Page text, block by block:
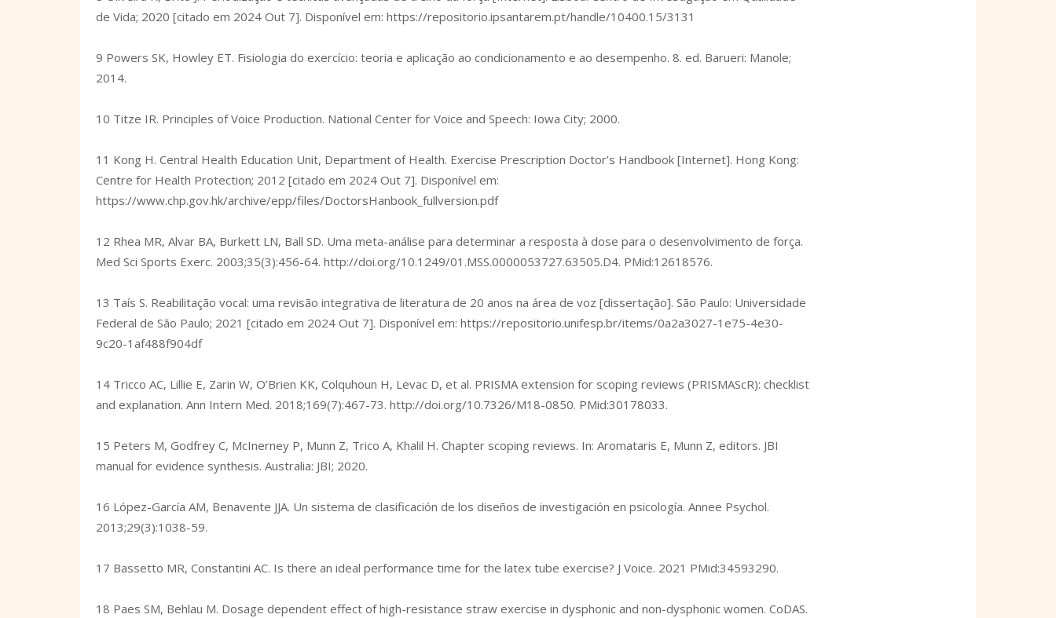
de Vida; 2020 [citado em 2024 Out 7]. Disponível em: https://repositorio.ipsantarem.pt/handle/10400.15/3131
9 Powers SK, Howley ET. Fisiologia do exercício: teoria e aplicação ao condicionamento e ao desempenho. 8. ed. Barueri: Manole;
2014.
10 Titze IR. Principles of Voice Production. National Center for Voice and Speech: Iowa City; 2000.
11 Kong H. Central Health Education Unit, Department of Health. Exercise Prescription Doctor’s Handbook [Internet]. Hong Kong:
Centre for Health Protection; 2012 [citado em 2024 Out 7]. Disponível em:
https://www.chp.gov.hk/archive/epp/files/DoctorsHanbook_fullversion.pdf
12 Rhea MR, Alvar BA, Burkett LN, Ball SD. Uma meta-análise para determinar a resposta à dose para o desenvolvimento de força.
Med Sci Sports Exerc. 2003;35(3):456-64. http://doi.org/10.1249/01.MSS.0000053727.63505.D4. PMid:12618576.
13 Taís S. Reabilitação vocal: uma revisão integrativa de literatura de 20 anos na área de voz [dissertação]. São Paulo: Universidade
Federal de São Paulo; 2021 [citado em 2024 Out 7]. Disponível em: https://repositorio.unifesp.br/items/0a2a3027-1e75-4e30-
9c20-1af488f904df
14 Tricco AC, Lillie E, Zarin W, O’Brien KK, Colquhoun H, Levac D, et al. PRISMA extension for scoping reviews (PRISMAScR): checklist
and explanation. Ann Intern Med. 2018;169(7):467-73. http://doi.org/10.7326/M18-0850. PMid:30178033.
15 Peters M, Godfrey C, McInerney P, Munn Z, Trico A, Khalil H. Chapter scoping reviews. In: Aromataris E, Munn Z, editors. JBI
manual for evidence synthesis. Australia: JBI; 2020.
16 López-García AM, Benavente JJA. Un sistema de clasificación de los diseños de investigación en psicología. Annee Psychol.
2013;29(3):1038-59.
17 Bassetto MR, Constantini AC. Is there an ideal performance time for the latex tube exercise? J Voice. 2021 PMid:34593290.
18 Paes SM, Behlau M. Dosage dependent effect of high-resistance straw exercise in dysphonic and non-dysphonic women. CoDAS.